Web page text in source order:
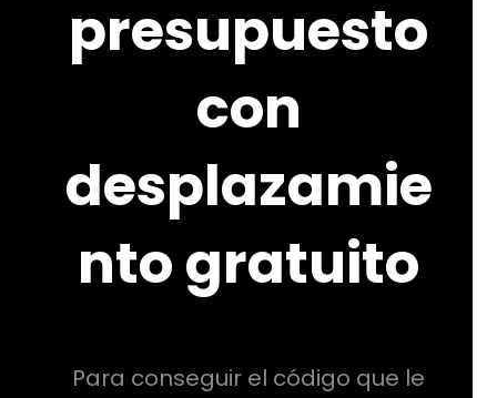
presupuesto
con
desplazamie
nto gratuito
Para conseguir el código que le